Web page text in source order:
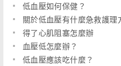
低血壓如何保健？
關於低血壓有什麼急救護理
得了心肌阻塞怎麼辦
血壓低怎麼辦？
低血壓應該吃什麼？